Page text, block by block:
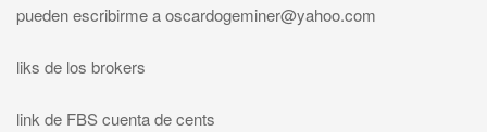
pueden escribirme aoscardogeminer@yahoo.com
liks de los brokers
link de FBS cuenta de cents